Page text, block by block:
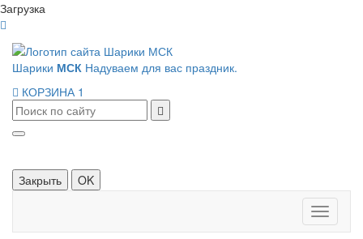
Загрузка
Шарики МСК Надуваем для вас праздник.
КОРЗИНА 1
Закрыть OK
Панель